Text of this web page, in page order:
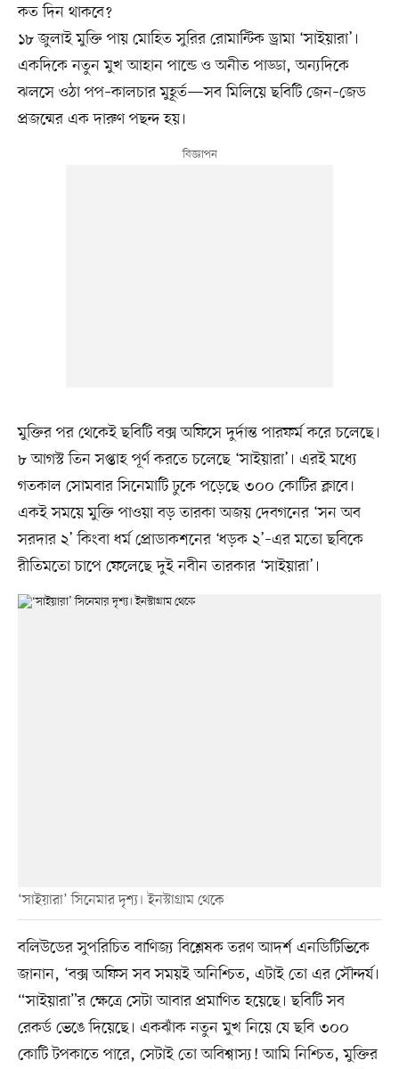
কত দিন থাকবে?
১৮ জুলাই মুক্তি পায় মোহিত সুরির রোমান্টিক ড্রামা ‘সাইয়ারা’।
একদিকে নতুন মুখ আহান পান্ডে ও অনীত পাড্ডা, অন্যদিকে
ঝলসে ওঠা পপ–কালচার মুহূর্ত—সব মিলিয়ে ছবিটি জেন–জেড
প্রজন্মের এক দারুণ পছন্দ হয়।
মুক্তির পর থেকেই ছবিটি বক্স অফিসে দুর্দান্ত পারফর্ম করে চলেছে।
৮ আগস্ট তিন সপ্তাহ পূর্ণ করতে চলেছে ‘সাইয়ারা’। এরই মধ্যে
গতকাল সোমবার সিনেমাটি ঢুকে পড়েছে ৩০০ কোটির ক্লাবে।
একই সময়ে মুক্তি পাওয়া বড় তারকা অজয় দেবগনের ‘সন অব
সরদার ২’ কিংবা ধর্ম প্রোডাকশনের ‘ধড়ক ২’–এর মতো ছবিকে
রীতিমতো চাপে ফেলেছে দুই নবীন তারকার ‘সাইয়ারা’।
‘সাইয়ারা’ সিনেমার দৃশ্য। ইনস্টাগ্রাম থেকে
বলিউডের সুপরিচিত বাণিজ্য বিশ্লেষক তরণ আদর্শ এনডিটিভিকে
জানান, ‘বক্স অফিস সব সময়ই অনিশ্চিত, এটাই তো এর সৌন্দর্য।
“সাইয়ারা”র ক্ষেত্রে সেটা আবার প্রমাণিত হয়েছে। ছবিটি সব
রেকর্ড ভেঙে দিয়েছে। একঝাঁক নতুন মুখ নিয়ে যে ছবি ৩০০
কোটি টপকাতে পারে, সেটাই তো অবিশ্বাস্য! আমি নিশ্চিত, মুক্তির